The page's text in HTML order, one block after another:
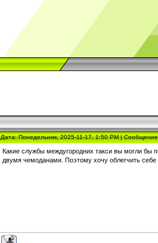
Дата: Понедельник, 2025-11-17, 1:50 PM |
Какие службы междугородних такси вы могли бы
двумя чемоданами. Поэтому хочу облегчить